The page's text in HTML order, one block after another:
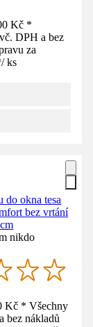
Kč *
DPH a bez
za
/ ks
do okna tesa
bez vrtání
nikdo
Kč * Všechny
bez nákladů